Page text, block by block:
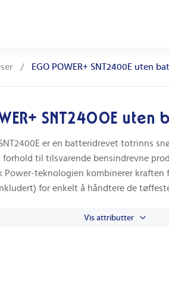
/ EGO POWER+ SNT2400E uten
SNT2400E
SNT2400E er en batteridrevet totrinns
forhold til tilsvarende bensindrevne
Power-teknologien kombinerer kraften
for enkelt å håndtere de
Vis attributter